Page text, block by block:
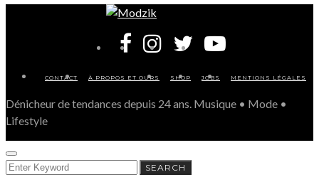
CONTACT À PROPOS ET OURS SHOP JOBS MENTIONS LÉGALES
Dénicheur de tendances depuis 24 ans. Musique • Mode •
Lifestyle
SEARCH
FOR:
SEARCH